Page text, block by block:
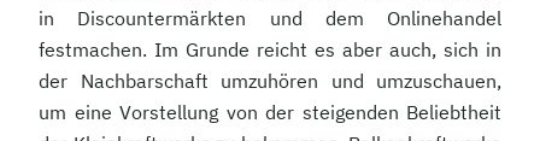
in Discountermärkten und dem Onlinehandel
festmachen. Im Grunde reicht es aber auch, sich in
der Nachbarschaft umzuhören und umzuschauen,
um eine Vorstellung von der steigenden Beliebtheit